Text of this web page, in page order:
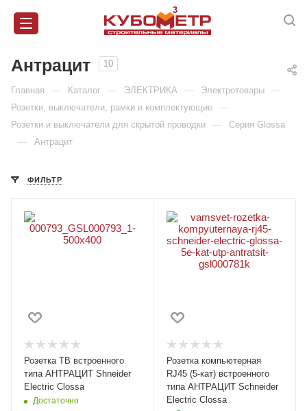
Антрацит 10
Главная — Каталог — ЭЛЕКТРИКА — Электротовары —
Розетки, выключатели, рамки и комплектующие —
Розетки и выключатели для скрытой проводки — Серия Glossa
— Антрацит
ФИЛЬТР
Розетка ТВ встроенного
типа АНТРАЦИТ Shneider
Electric Clossa
Достаточно
Розетка компьютерная
RJ45 (5-кат) встроенного
типа АНТРАЦИТ Schneider
Electric Clossa